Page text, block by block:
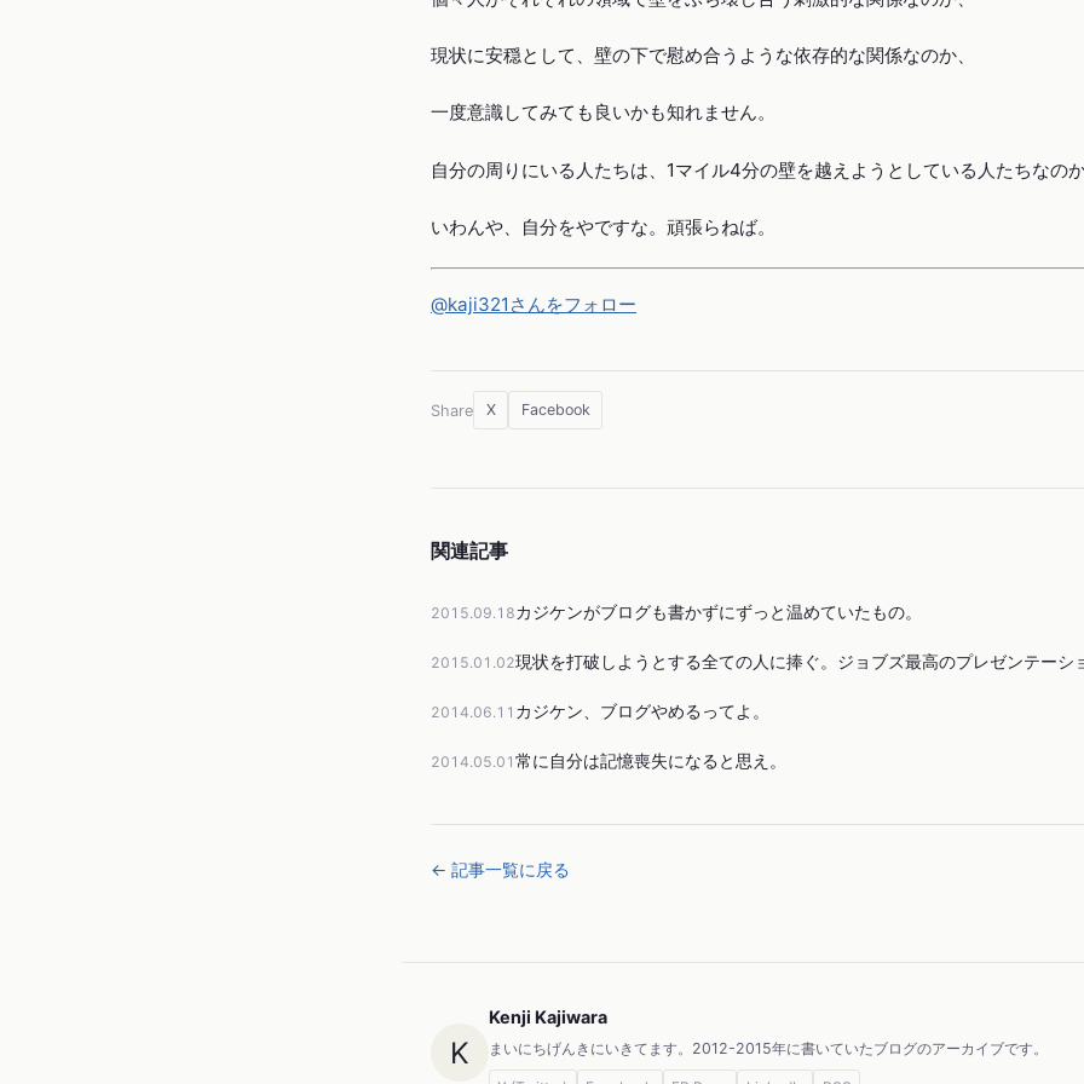
現状に安穏として、壁の下で慰め合うような依存的な関係なのか、
一度意識してみても良いかも知れません。
自分の周りにいる人たちは、1マイル4分の壁を越えようとしている人たちなの
いわんや、自分をやですな。頑張らねば。
@kaji321さんをフォロー
Share X Facebook
関連記事
2015.09.18カジケンがブログも書かずにずっと温めていたもの。
2015.01.02現状を打破しようとする全ての人に捧ぐ。ジョブズ最高のプレゼンテーシ
2014.06.11 カジケン、ブログやめるってよ。
2014.05.01 常に自分は記憶喪失になると思え。
← 記事一覧に戻る
K
Kenji Kajiwara
まいにちげんきにいきてます。2012-2015年に書いていたブログのアーカイブです。